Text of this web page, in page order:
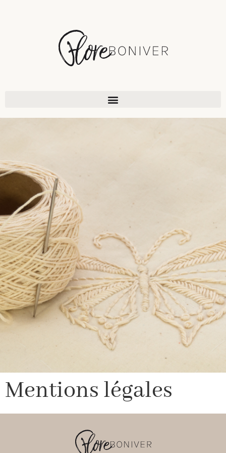
Mentions légales